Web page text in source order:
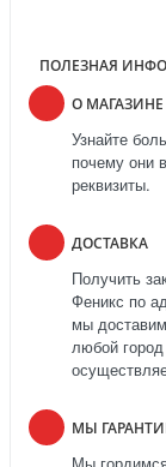
ПОЛЕЗНАЯ
О МАГАЗИНЕ
Узнайте
почему они
реквизиты.
ДОСТАВКА
Получить
Феникс по
мы
любой
МЫ
Мы